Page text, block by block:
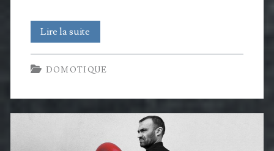
Lire la suite
Connectée :
Orange
abandonne
fois
DOMOTIQUE